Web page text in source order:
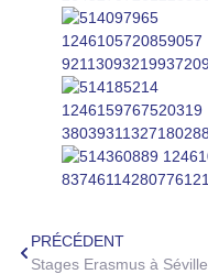
PRÉCÉDENT
Stages Erasmus à Séville